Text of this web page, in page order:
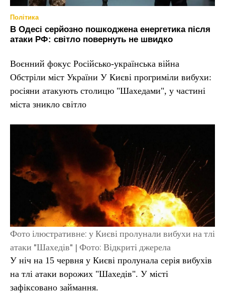
Політика
В Одесі серйозно пошкоджена енергетика після
атаки РФ: світло повернуть не швидко
Воєнний фокус Російсько-українська війна
Обстріли міст України У Києві прогриміли вибухи:
росіяни атакують столицю "Шахедами", у частині
міста зникло світло
Фото ілюстративне: у Києві пролунали вибухи на тлі
атаки "Шахедів" | Фото: Відкриті джерела
У ніч на 15 червня у Києві пролунала серія вибухів
на тлі атаки ворожих "Шахедів". У місті
зафіксовано займання.